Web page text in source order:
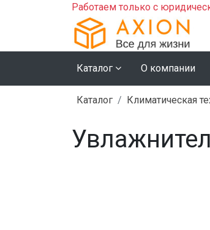
Работаем только с
Каталог О компании
Каталог Климатическая